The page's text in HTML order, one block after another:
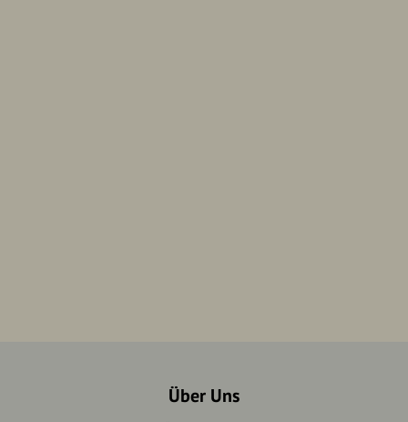
Über Uns